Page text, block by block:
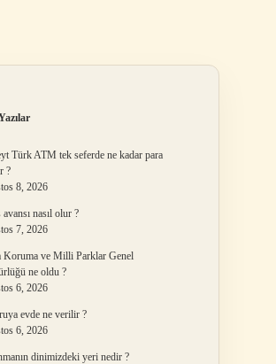
Türk ATM tek seferde ne kadar para
?
8, 2026
nasıl olur ?
7, 2026
Koruma ve Milli Parklar Genel
ne oldu ?
6, 2026
evde ne verilir ?
6, 2026
dinimizdeki yeri nedir ?